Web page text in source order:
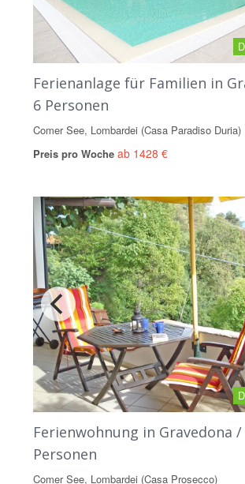
Ferienanlage für Familien in
6 Personen
Comer See, Lombardei (Casa Paradiso Duria)
Preis pro Woche ab 1428 €
Ferienwohnung in Gravedona /
Personen
Comer See, Lombardei (Casa Prosecco)